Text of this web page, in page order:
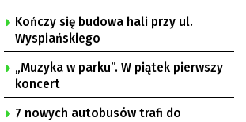
Kończy się budowa hali przy ul.
Wyspiańskiego
„Muzyka w parku”. W piątek pierwszy
koncert
7 nowych autobusów trafi do